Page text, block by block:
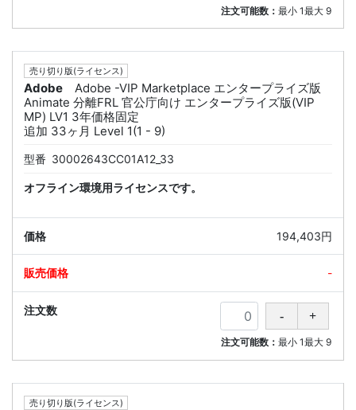
注文可能数：最小 1最大 9
売り切り版(ライセンス)
Adobe
Adobe -VIP Marketplace エンタープライズ版
Animate 分離FRL 官公庁向け エンタープライズ版(VIP
MP) LV1 3年価格固定
追加 33ヶ月 Level 1(1 - 9)
型番 30002643CC01A12_33
オフライン環境用ライセンスです。
194,403円
-
注文可能数：最小 1最大 9
売り切り版(ライセンス)